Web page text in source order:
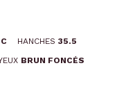
HANCHES 35.5
BRUN FONCÉS